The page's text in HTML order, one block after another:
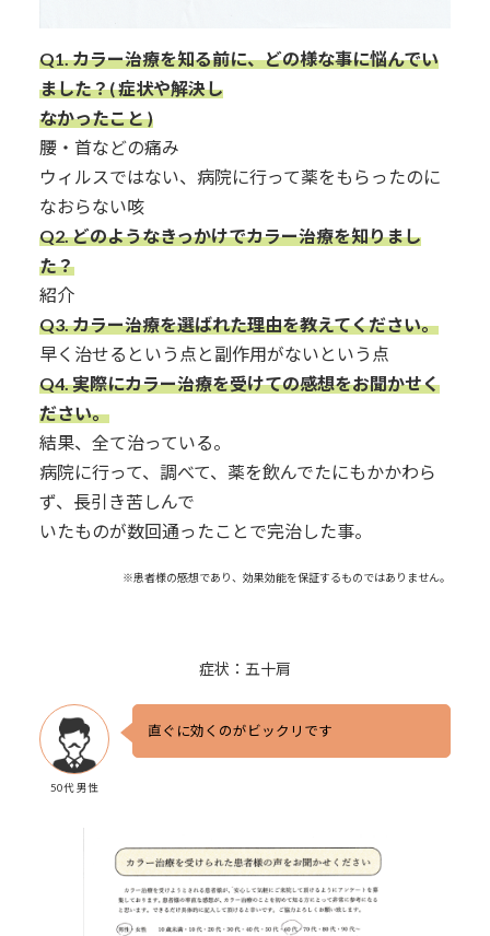
Q1.カラー治療を知る前に、どの様な事に悩んでい
ました？( 症状や解決し
なかったこと )
腰・首などの痛み
ウィルスではない、病院に行って薬をもらったのに
なおらない咳
Q2. どのようなきっかけでカラー治療を知りまし
た？
紹介
Q3.カラー治療を選ばれた理由を教えてください。
早く治せるという点と副作用がないという点
Q4. 実際にカラー治療を受けての感想をお聞かせく
ださい。
結果、全て治っている。
病院に行って、調べて、薬を飲んでたにもかかわら
ず、長引き苦しんで
いたものが数回通ったことで完治した事。
※患者様の感想であり、効果効能を保証するものではありません。
症状：五十肩
50代 男性
直ぐに効くのがビックリです